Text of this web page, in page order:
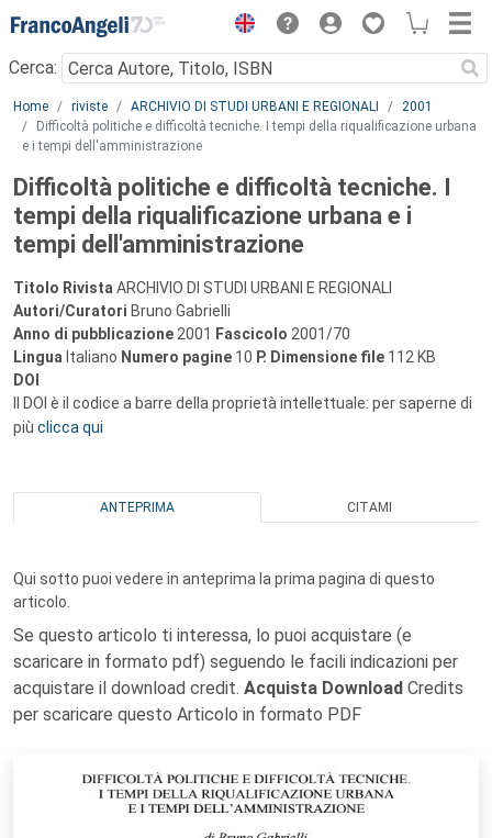
Menu
Cerca:
Main content
Home riviste ARCHIVIO DI STUDI URBANI E REGIONALI
2001
Difficoltà politiche e difficoltà tecniche. I tempi della riqualificazione urbana
e i tempi dell'amministrazione
Difficoltà politiche e difficoltà tecniche. I
tempi della riqualificazione urbana e i
tempi dell'amministrazione
Titolo Rivista ARCHIVIO DI STUDI URBANI E REGIONALI
Autori/Curatori Bruno Gabrielli
Anno di pubblicazione 2001 Fascicolo 2001/70
Lingua Italiano Numero pagine 10 P. Dimensione file 112 KB
DOI
Il DOI è il codice a barre della proprietà intellettuale: per saperne di
più clicca qui
ANTEPRIMA CITAMI
Qui sotto puoi vedere in anteprima la prima pagina di questo
articolo.
Se questo articolo ti interessa, lo puoi acquistare (e
scaricare in formato pdf) seguendo le facili indicazioni per
acquistare il download credit. Acquista Download Credits
per scaricare questo Articolo in formato PDF